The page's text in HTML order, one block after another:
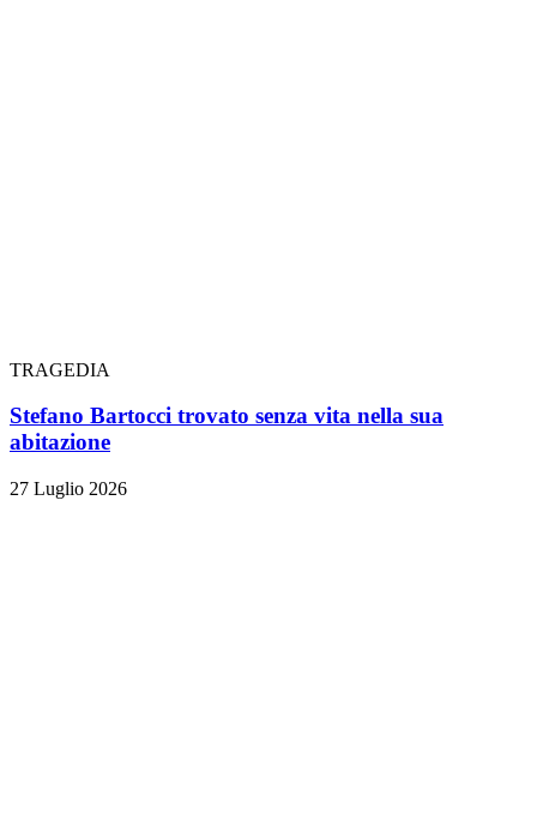
TRAGEDIA
Stefano Bartocci trovato senza vita nella sua
abitazione
27 Luglio 2026